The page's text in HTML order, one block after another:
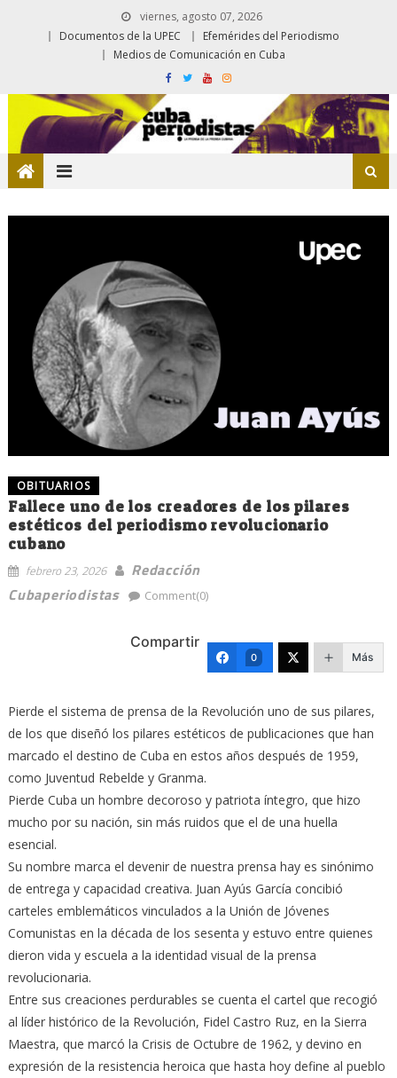
viernes, agosto 07, 2026
Documentos de la UPEC
Efemérides del Periodismo
Medios de Comunicación en Cuba
OBITUARIOS
Fallece uno de los creadores de los pilares
estéticos del periodismo revolucionario
cubano
febrero 23, 2026
Redacción
Cubaperiodistas
Comment(0)
Compartir
0 Más
Pierde el sistema de prensa de la Revolución uno de sus pilares,
de los que diseñó los pilares estéticos de publicaciones que han
marcado el destino de Cuba en estos años después de 1959,
como Juventud Rebelde y Granma.
Pierde Cuba un hombre decoroso y patriota íntegro, que hizo
mucho por su nación, sin más ruidos que el de una huella
esencial.
Su nombre marca el devenir de nuestra prensa hay es sinónimo
de entrega y capacidad creativa. Juan Ayús García concibió
carteles emblemáticos vinculados a la Unión de Jóvenes
Comunistas en la década de los sesenta y estuvo entre quienes
dieron vida y escuela a la identidad visual de la prensa
revolucionaria.
Entre sus creaciones perdurables se cuenta el cartel que recogió
al líder histórico de la Revolución, Fidel Castro Ruz, en la Sierra
Maestra, que marcó la Crisis de Octubre de 1962, y devino en
expresión de la resistencia heroica que hasta hoy define al pueblo